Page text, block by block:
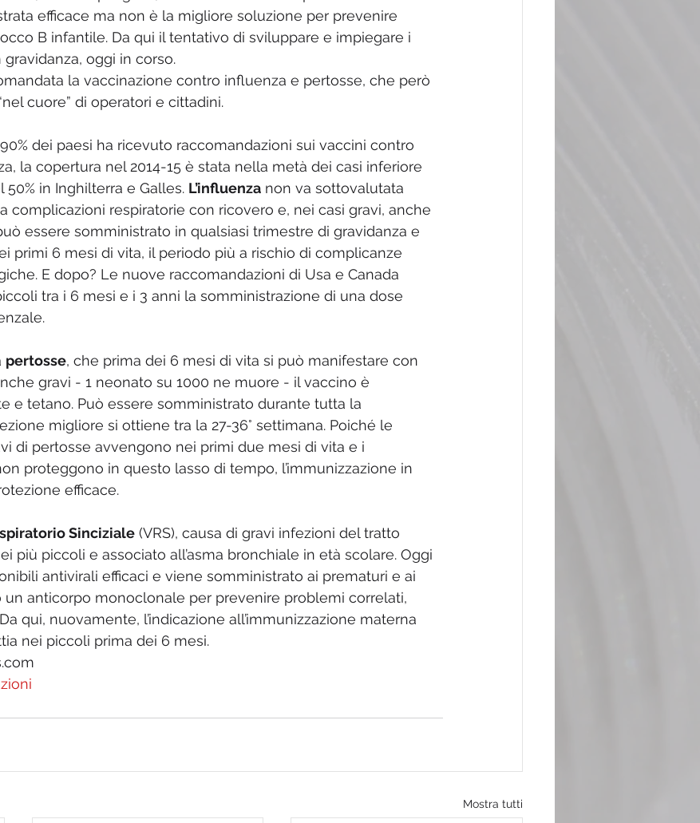
efficace ma non è la migliore soluzione per prevenire
B infantile. Da qui il tentativo di sviluppare e impiegare i
oggi in corso.
la vaccinazione contro influenza e pertosse, che però
cuore” di operatori e cittadini.
dei paesi ha ricevuto raccomandazioni sui vaccini contro
la copertura nel 2014-15 è stata nella metà dei casi inferiore
50% in Inghilterra e Galles. L’influenza non va sottovalutata
complicazioni respiratorie con ricovero e, nei casi gravi, anche
essere somministrato in qualsiasi trimestre di gravidanza e
primi 6 mesi di vita, il periodo più a rischio di complicanze
E dopo? Le nuove raccomandazioni di Usa e Canada
tra i 6 mesi e i 3 anni la somministrazione di una dose
pertosse, che prima dei 6 mesi di vita si può manifestare con
gravi - 1 neonato su 1000 ne muore - il vaccino è
e tetano. Può essere somministrato durante tutta la
migliore si ottiene tra la 27-36° settimana. Poiché le
di pertosse avvengono nei primi due mesi di vita e i
proteggono in questo lasso di tempo, l’immunizzazione in
efficace.
Sinciziale (VRS), causa di gravi infezioni del tratto
più piccoli e associato all’asma bronchiale in età scolare. Oggi
antivirali efficaci e viene somministrato ai prematuri e ai
un anticorpo monoclonale per prevenire problemi correlati,
qui, nuovamente, l’indicazione all’immunizzazione materna
nei piccoli prima dei 6 mesi.
Mostra tutti